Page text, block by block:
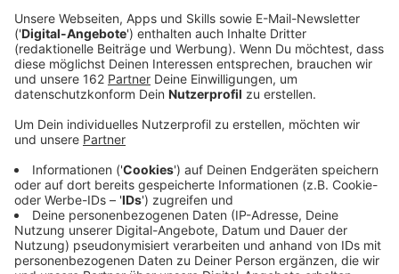
Shawn dementiert aber niemand glaubt das
so recht.
Anzeige
Single "Señorita" von Shawn Mendes und Camilla
Cabello raus ist. Selbst als Shawn in einer Fragestunde
mit seinen Fans eine Beziehung zu Camilla verneinte,
verstummten die Gerüchte nicht. Zuletzt wurden die
beiden scheinbar beim Knutschen fotographiert. Es